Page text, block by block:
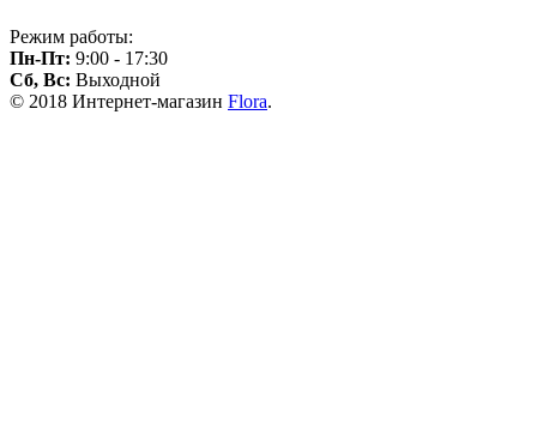
Режим работы:
Пн-Пт: 9:00 - 17:30
Сб, Вс: Выходной
© 2018 Интернет-магазин Flora.